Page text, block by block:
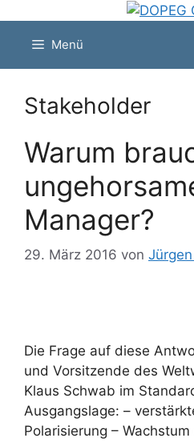
springenMenü
Stakeholder
Warum
Manager?
29. März 2016 von
Die Frage auf diese
und Vorsitzende des
Klaus Schwab im
Ausgangslage: –
Polarisierung –